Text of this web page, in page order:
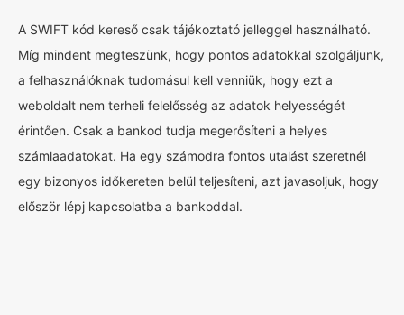
A SWIFT kód kereső csak tájékoztató jelleggel használható.
Míg mindent megteszünk, hogy pontos adatokkal szolgáljunk,
a felhasználóknak tudomásul kell venniük, hogy ezt a
weboldalt nem terheli felelősség az adatok helyességét
érintően. Csak a bankod tudja megerősíteni a helyes
számlaadatokat. Ha egy számodra fontos utalást szeretnél
egy bizonyos időkereten belül teljesíteni, azt javasoljuk, hogy
először lépj kapcsolatba a bankoddal.